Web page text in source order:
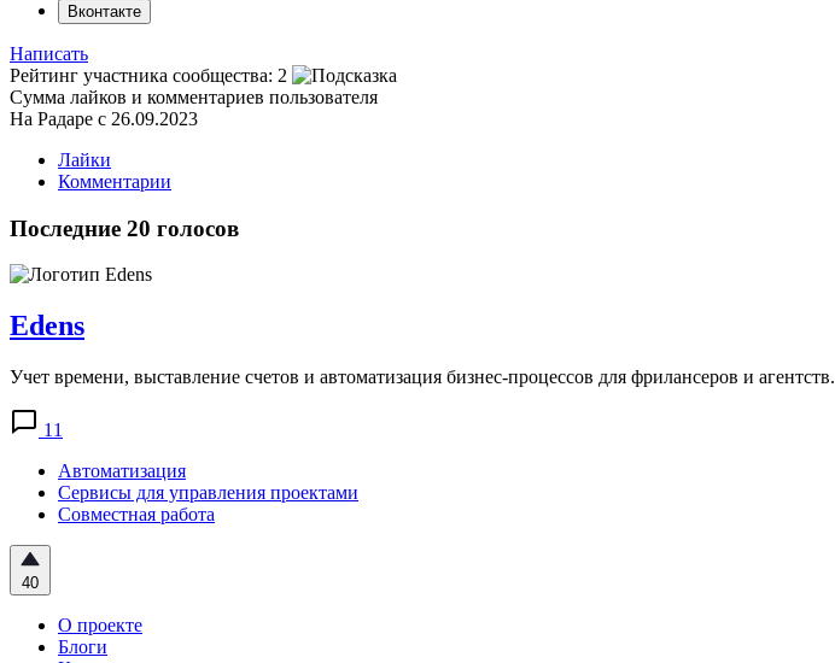
Вконтакте
Написать
Рейтинг участника сообщества: 2
Сумма лайков и комментариев пользователя
На Радаре с 26.09.2023
Лайки
Комментарии
Последние 20 голосов
Edens
Учет времени, выставление счетов и автоматизация бизнес-процессов для фрилансеров и агентств.
11
Автоматизация
Сервисы для управления проектами
Совместная работа
40
О проекте
Блоги